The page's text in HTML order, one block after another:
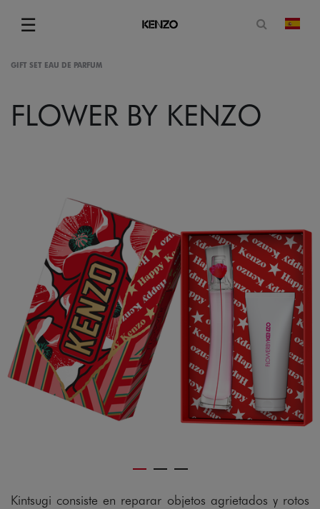
☰
Menu
Abrir
GIFT SET EAU DE PARFUM
FLOWER BY KENZO
Kintsugi consiste en reparar objetos agrietados y rotos